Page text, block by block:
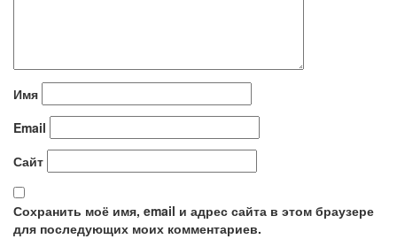
Имя
Email
Сайт
Сохранить моё имя, email и адрес сайта в этом браузере
для последующих моих комментариев.